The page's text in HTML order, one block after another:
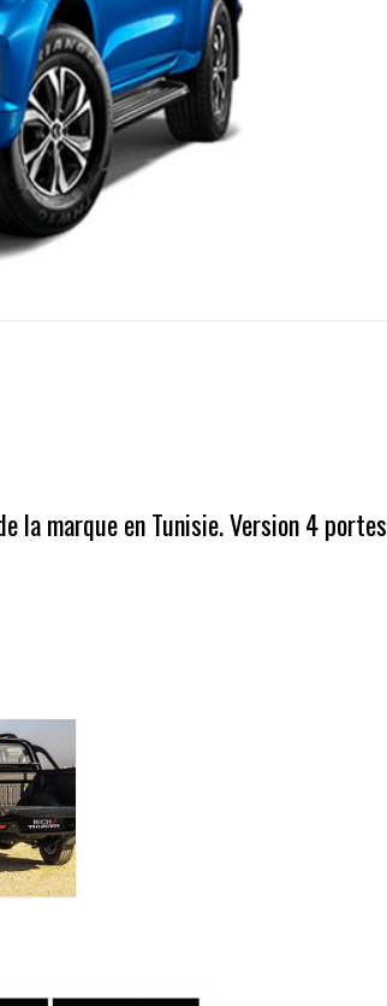
la marque en Tunisie. Version 4 portes